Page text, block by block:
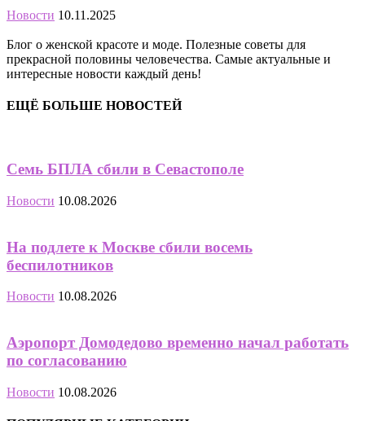
Новости 10.11.2025
Блог о женской красоте и моде. Полезные советы для
прекрасной половины человечества. Самые актуальные и
интересные новости каждый день!
ЕЩЁ БОЛЬШЕ НОВОСТЕЙ
Семь БПЛА сбили в Севастополе
Новости 10.08.2026
На подлете к Москве сбили восемь
беспилотников
Новости 10.08.2026
Аэропорт Домодедово временно начал работать
по согласованию
Новости 10.08.2026